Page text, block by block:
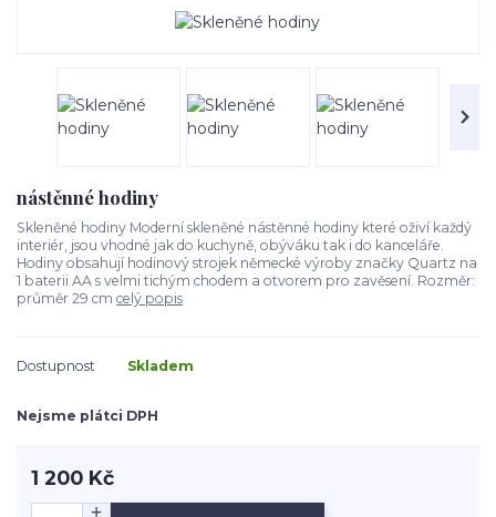
nástěnné hodiny
Skleněné hodiny Moderní skleněné nástěnné hodiny které oživí každý
interiér, jsou vhodné jak do kuchyně, obýváku tak i do kanceláře.
Hodiny obsahují hodinový strojek německé výroby značky Quartz na
1 baterii AA s velmi tichým chodem a otvorem pro zavěsení. Rozměr:
průměr 29 cm celý popis
Dostupnost Skladem
Nejsme plátci DPH
1 200 Kč